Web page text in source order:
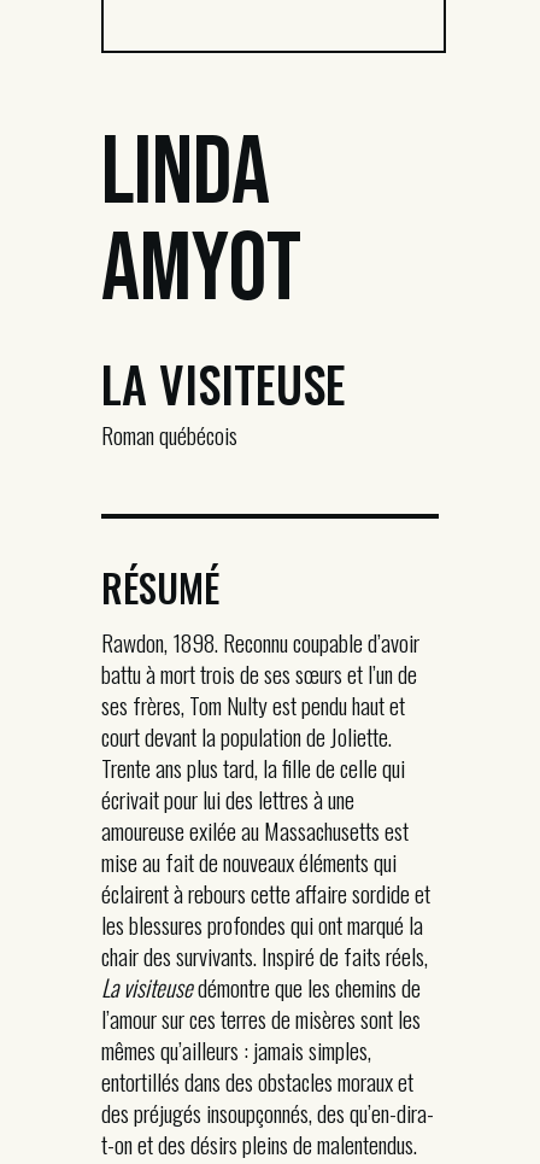
Linda
Amyot
LA VISITEUSE
Roman québécois
RÉSUMÉ
Rawdon, 1898. Reconnu coupable d’avoir
battu à mort trois de ses sœurs et l’un de
ses frères, Tom Nulty est pendu haut et
court devant la population de Joliette.
Trente ans plus tard, la fille de celle qui
écrivait pour lui des lettres à une
amoureuse exilée au Massachusetts est
mise au fait de nouveaux éléments qui
éclairent à rebours cette affaire sordide et
les blessures profondes qui ont marqué la
chair des survivants. Inspiré de faits réels,
La visiteusedémontre que les chemins de
l’amour sur ces terres de misères sont les
mêmes qu’ailleurs : jamais simples,
entortillés dans des obstacles moraux et
des préjugés insoupçonnés, des qu’en-dira-
t-on et des désirs pleins de malentendus.